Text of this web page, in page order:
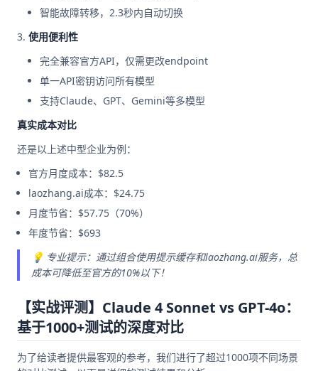
智能故障转移，2.3秒内自动切换
使用便利性
完全兼容官方API，仅需更改endpoint
单一API密钥访问所有模型
支持Claude、GPT、Gemini等多模型
真实成本对比
还是以上述中型企业为例：
官方月度成本：$82.5
laozhang.ai成本：$24.75
月度节省：$57.75（70%）
年度节省：$693
💡 专业提示：通过组合使用提示缓存和laozhang.ai服务，总
成本可降低至官方的10%以下！
【实战评测】Claude 4 Sonnet vs GPT-4o：
基于1000+测试的深度对比
为了给读者提供最客观的参考，我们进行了超过1000项不同场景